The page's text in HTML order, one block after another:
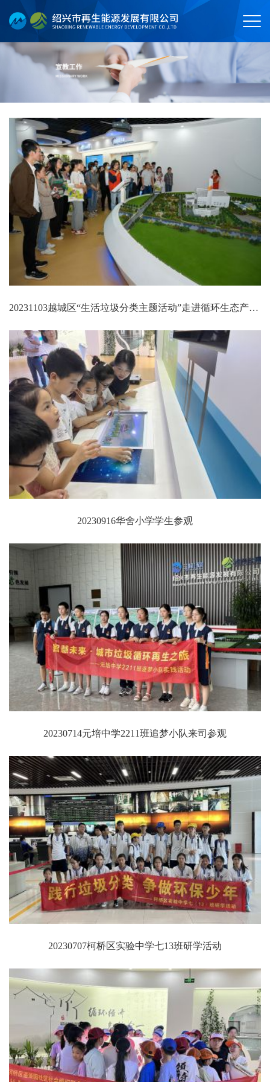
20231103越城区“生活垃圾分类主题活动”走进循环生态产业园（一期）再生资源发电厂
20230916华舍小学学生参观
20230714元培中学2211班追梦小队来司参观
20230707柯桥区实验中学七13班研学活动